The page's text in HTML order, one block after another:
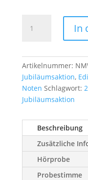
bin
Haus'
Menge
In
Artikelnummer:
Jubiläumsaktion,
Noten Schlagwort:
Jubiläumsaktion
Beschreibung
Zusätzliche
Hörprobe
Probestimme